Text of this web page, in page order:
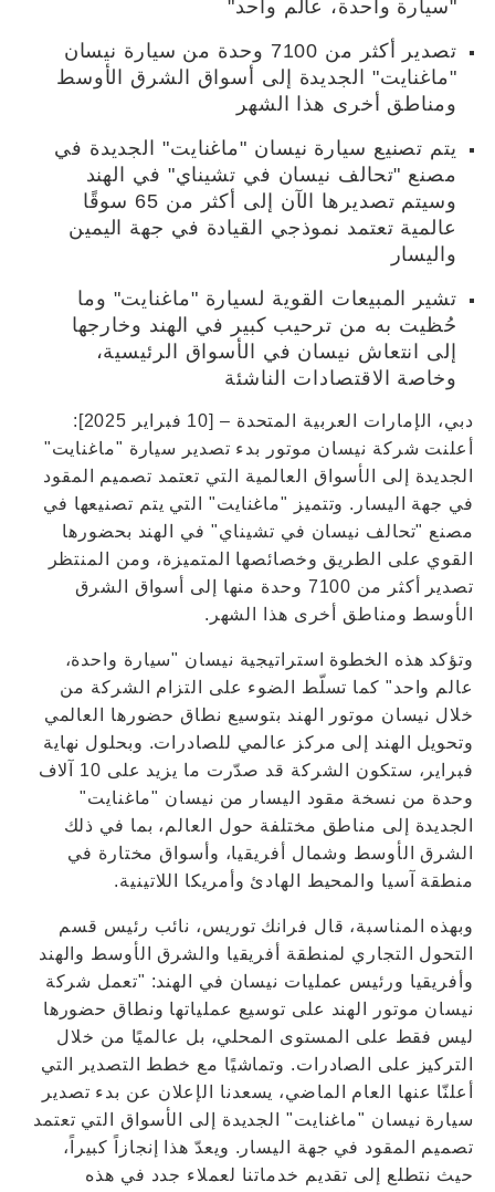
"سيارة واحدة، عالم واحد"
تصدير أكثر من 7100 وحدة من سيارة نيسان
"ماغنايت" الجديدة إلى أسواق الشرق الأوسط
ومناطق أخرى هذا الشهر
يتم تصنيع سيارة نيسان "ماغنايت" الجديدة في
مصنع "تحالف نيسان في تشيناي" في الهند
وسيتم تصديرها الآن إلى أكثر من 65 سوقًا
عالمية تعتمد نموذجي القيادة في جهة اليمين
واليسار
تشير المبيعات القوية لسيارة "ماغنايت" وما
حُظيت به من ترحيب كبير في الهند وخارجها
إلى انتعاش نيسان في الأسواق الرئيسية،
وخاصة الاقتصادات الناشئة
دبي، الإمارات العربية المتحدة – [10 فبراير 2025]:
أعلنت شركة نيسان موتور بدء تصدير سيارة "ماغنايت"
الجديدة إلى الأسواق العالمية التي تعتمد تصميم المقود
في جهة اليسار. وتتميز "ماغنايت" التي يتم تصنيعها في
مصنع "تحالف نيسان في تشيناي" في الهند بحضورها
القوي على الطريق وخصائصها المتميزة، ومن المنتظر
تصدير أكثر من 7100 وحدة منها إلى أسواق الشرق
الأوسط ومناطق أخرى هذا الشهر.
وتؤكد هذه الخطوة استراتيجية نيسان "سيارة واحدة،
عالم واحد" كما تسلّط الضوء على التزام الشركة من
خلال نيسان موتور الهند بتوسيع نطاق حضورها العالمي
وتحويل الهند إلى مركز عالمي للصادرات. وبحلول نهاية
فبراير، ستكون الشركة قد صدّرت ما يزيد على 10 آلاف
وحدة من نسخة مقود اليسار من نيسان "ماغنايت"
الجديدة إلى مناطق مختلفة حول العالم، بما في ذلك
الشرق الأوسط وشمال أفريقيا، وأسواق مختارة في
منطقة آسيا والمحيط الهادئ وأمريكا اللاتينية.
وبهذه المناسبة، قال فرانك توريس، نائب رئيس قسم
التحول التجاري لمنطقة أفريقيا والشرق الأوسط والهند
وأفريقيا ورئيس عمليات نيسان في الهند: "تعمل شركة
نيسان موتور الهند على توسيع عملياتها ونطاق حضورها
ليس فقط على المستوى المحلي، بل عالميًا من خلال
التركيز على الصادرات. وتماشيًا مع خطط التصدير التي
أعلنّا عنها العام الماضي، يسعدنا الإعلان عن بدء تصدير
سيارة نيسان "ماغنايت" الجديدة إلى الأسواق التي تعتمد
تصميم المقود في جهة اليسار. ويعدّ هذا إنجازاً كبيراً،
حيث نتطلع إلى تقديم خدماتنا لعملاء جدد في هذه